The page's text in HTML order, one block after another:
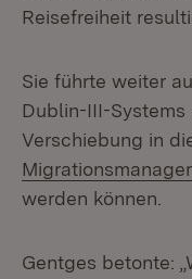
Reisefreiheit
Sie führte weiter
Dublin-III-
Verschiebung in
werden können.
Gentges betonte: